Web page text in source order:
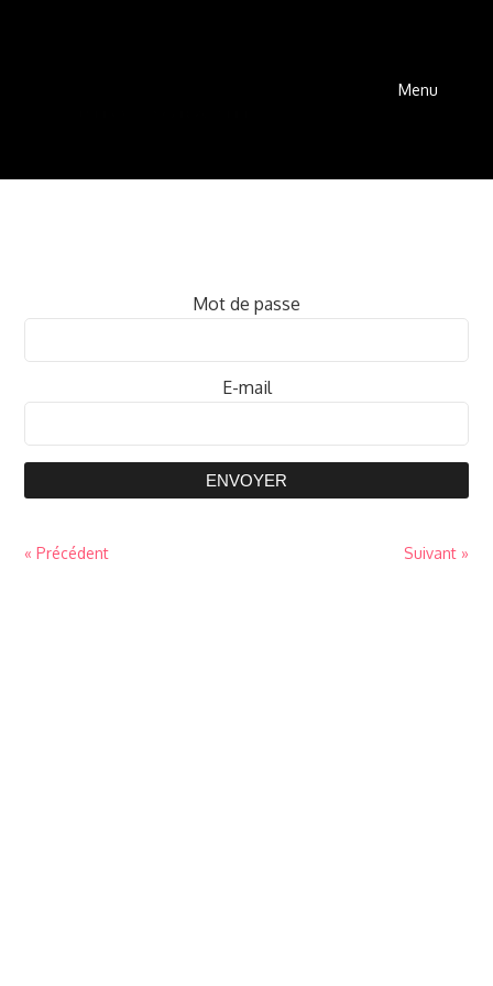
Menu
Mot de passe
E-mail
ENVOYER
« Précédent Suivant »